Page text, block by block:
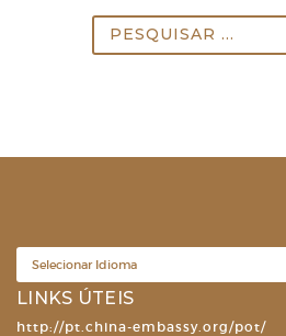
Pesquisar
LINKS ÚTEIS
http://pt.china-embassy.org/pot/